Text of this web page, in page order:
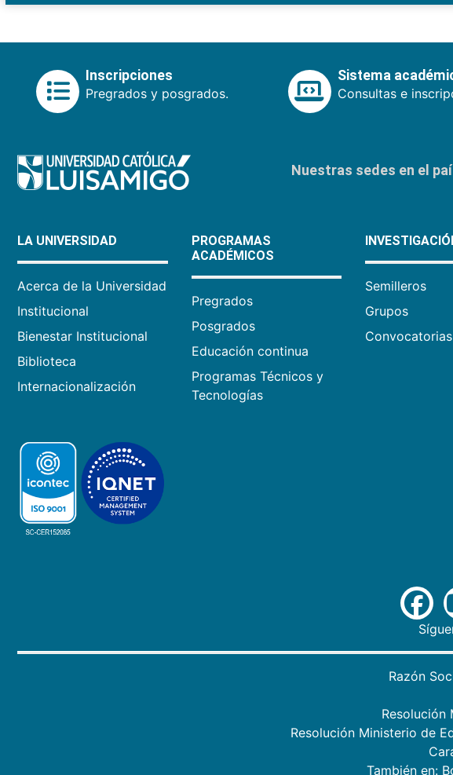
Inscripciones
Pregrados y posgrados.
Sistema
Consultas e
Nuestras sedes en el
LA UNIVERSIDAD
Acerca de la Universidad
Institucional
Bienestar Institucional
Biblioteca
Internacionalización
PROGRAMAS
ACADÉMICOS
Pregrados
Posgrados
Educación continua
Programas Técnicos y
Tecnologías
Semilleros
Grupos
Convocatorias
Razón
Resolución
Resolución Ministerio de
También en: